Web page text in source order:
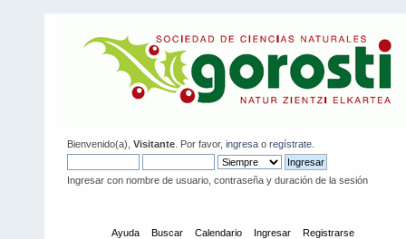
Bienvenido(a), Visitante . Por favor, ingresa o regístrate
Ingresar con nombre de usuario, contraseña y duración de la sesión
Ayuda Buscar Calendario Ingresar Registrarse